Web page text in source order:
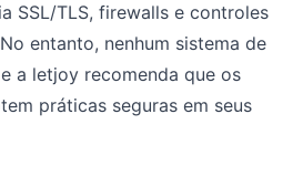
SSL/TLS, firewalls e controles
entanto, nenhum sistema de
a letjoy recomenda que os
práticas seguras em seus